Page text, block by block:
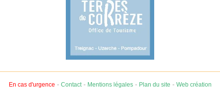
En cas d'urgence - Contact- Mentions légales- Plan du site - Web création